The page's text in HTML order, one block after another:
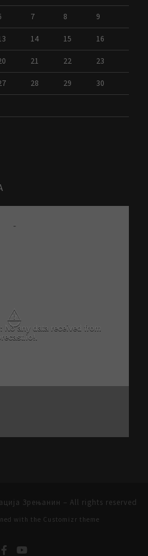
7 8 9
14 15 16
21 22 23
28 29 30
-
⚠
No any data received from
Зрењанин – All rights reserved
with the Customizr theme